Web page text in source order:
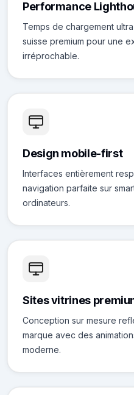
Performance
Temps de chargement
suisse premium pour une
irréprochable.
Design mobile-first
Interfaces entièrement
navigation parfaite sur
ordinateurs.
Sites vitrines
Conception sur mesure
marque avec des
moderne.